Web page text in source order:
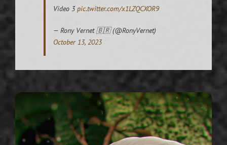
Video 3pic.twitter.com/x1LZQCXOR9
— Rony Vernet 🇧🇷 (@RonyVernet)
October 13, 2023